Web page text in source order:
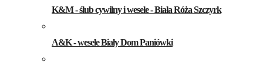
K&M - ślub cywilny i wesele - Biała Róża Szczyrk
A&K - wesele Biały Dom Paniówki